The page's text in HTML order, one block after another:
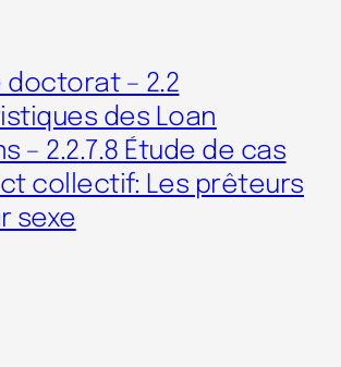
doctorat – 2.2
des Loan
– 2.2.7.8 Étude de cas
collectif: Les prêteurs
sexe